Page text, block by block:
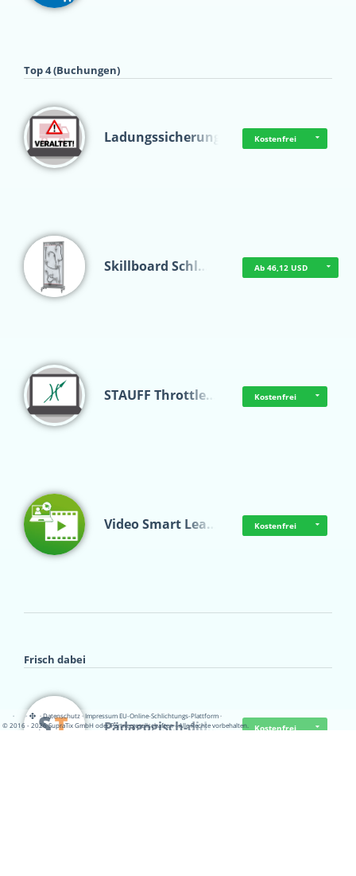
Top 4 (Buchungen)
Ladungssicherung Kostenfrei
Skillboard Schl… Ab 46,12 USD
STAUFF Throttle… Kostenfrei
Video Smart Lea… Kostenfrei
Frisch dabei
Pädagogisch-did… Kostenfrei
· · ·Datenschutz·Impressum EU-Online-Schlichtungs-Plattform·
© 2016 - 2026 SupraTix GmbH oder Partnergesellschaften - Alle Rechte vorbehalten.